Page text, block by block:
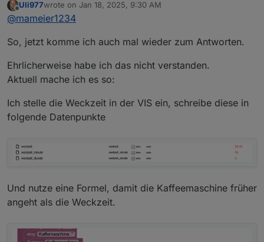
in Variablen einlesen und wenn dann die
Minuten kleiner als 10 sind, dann eben die
entsprechen....
Offline
Uli977wrote on Jan 18, 2025, 9:30 AM
last edited by
@mameier1234
So, jetzt komme ich auch mal wieder zum Antworten.
Ehrlicherweise habe ich das nicht verstanden.
Aktuell mache ich es so:
Ich stelle die Weckzeit in der VIS ein, schreibe diese in
folgende Datenpunkte
Und nutze eine Formel, damit die Kaffeemaschine früher
angeht als die Weckzeit.